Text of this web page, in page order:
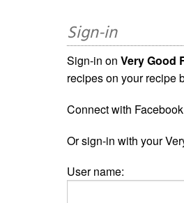
Sign-in
Sign-in onVery Good
recipes on your recipe
Connect with
Or sign-in with your
User name: